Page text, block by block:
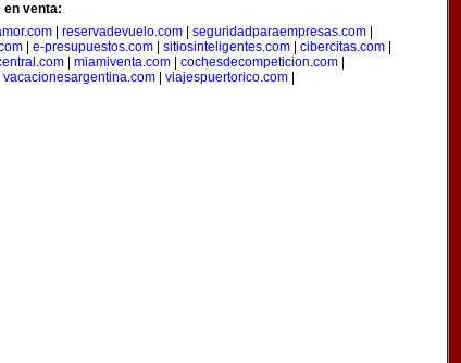
en venta:
reservadevuelo.com seguridadparaempresas.com
e-presupuestos.com sitiosinteligentes.com cibercitas.com
| miamiventa.com| cochesdecompeticion.com|
vacacionesargentina.com
viajespuertorico.com